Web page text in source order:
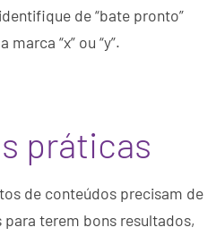
de “bate pronto”
“x” ou “y”.
práticas
de conteúdos precisam de
terem bons resultados,